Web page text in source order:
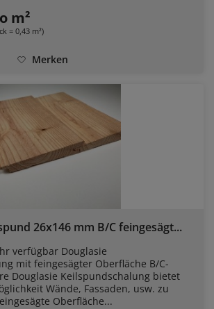
m²
= 0,43 m²)
Merken
26x146 mm B/C feingesägt...
verfügbar Douglasie
mit feingesägter Oberfläche B/C-
Douglasie Keilspundschalung bietet
Wände, Fassaden, usw. zu
Oberfläche...